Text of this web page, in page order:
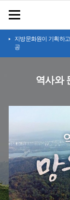
지방문화원이 기획하
공
역사와